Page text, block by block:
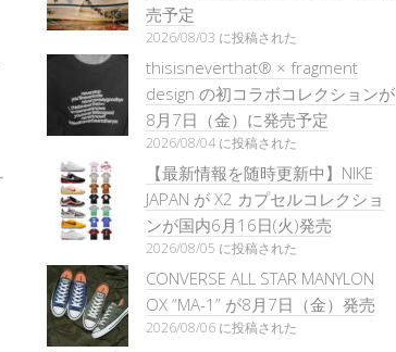
売予定
2026/08/03 に投稿された
thisisneverthat® × fragment
design の初コラボコレクションが
8月7日（金）に発売予定
2026/08/04 に投稿された
【最新情報を随時更新中】NIKE
JAPAN が X2 カプセルコレクショ
ンが国内6月16日(火)発売
2026/08/05 に投稿された
CONVERSE ALL STAR MANYLON
OX “MA-1” が8月7日（金）発売
2026/08/06 に投稿された